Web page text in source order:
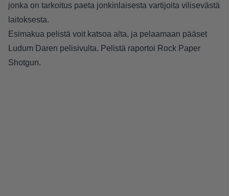
jonka on tarkoitus paeta jonkinlaisesta vartijoita vilisevästä
laitoksesta.
Esimakua pelistä voit katsoa alta, ja pelaamaan pääset
Ludum Daren pelisivulta. Pelistä raportoi Rock Paper
Shotgun.